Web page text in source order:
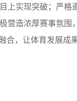
上实现突破；严
营造浓厚赛事氛
合，让体育发展成